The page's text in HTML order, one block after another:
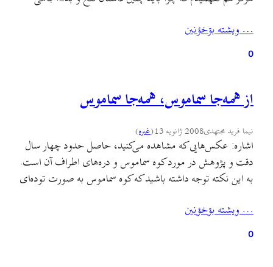
عليخانی از من خواسته بود که برای صفحه‌ی فرهنگ و مردم
روزنامه‌ی جام جم قصه‌ای فولکلور آماده…
… ويشته بۊخؤنين
0
از همه‌جا سماموس، همه‌جا سماموس
نیما فرید مجتهدی2008 ژانویه 13 (غىره)
اشاره: عکس‌هايی که مشاهده می‌کنید، حاصل حدود چهار سال
دقت و پژوهش در مورد کوه سماموس و دره‌های اطراف آن است.
به این نکته توجه داشته باشید که کوه سماموس به صورت توده‌ای
چند هزار عکس از این کوه می‌باشد، اين عکس‌ها جنبه
زیباشناختی ندارند،…
… ويشته بۊخؤنين
0